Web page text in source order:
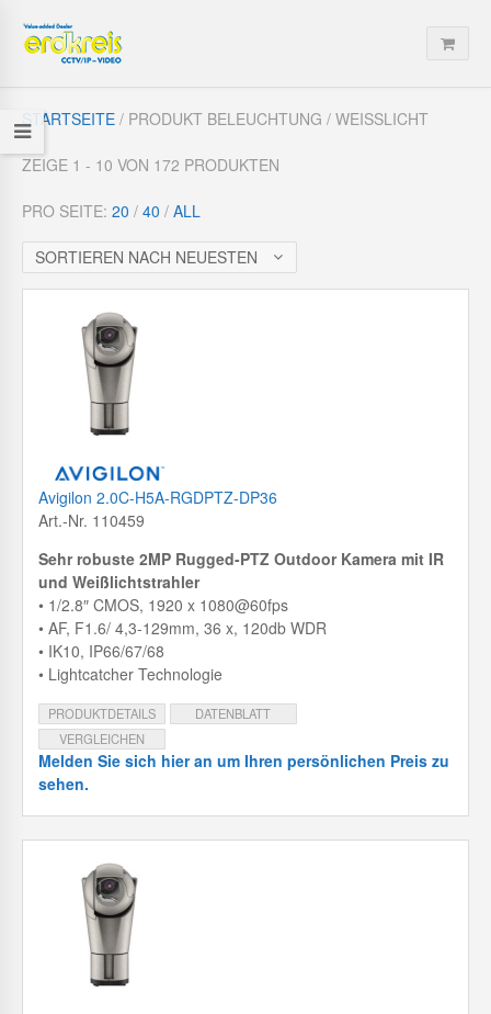
STARTSEITE / PRODUKT BELEUCHTUNG / WEISSLICHT
ZEIGE 1 - 10 VON 172 PRODUKTEN
PRO SEITE: 20 / 40 / ALL
SORTIEREN NACH NEUESTEN
Avigilon 2.0C-H5A-RGDPTZ-DP36
Art.-Nr. 110459
Sehr robuste 2MP Rugged-PTZ Outdoor Kamera mit IR
und Weißlichtstrahler
• 1/2.8″ CMOS, 1920 x 1080@60fps
• AF, F1.6/ 4,3-129mm, 36 x, 120db WDR
• IK10, IP66/67/68
• Lightcatcher Technologie
PRODUKTDETAILS
DATENBLATT
VERGLEICHEN
Melden Sie sich hier an um Ihren persönlichen Preis zu
sehen.